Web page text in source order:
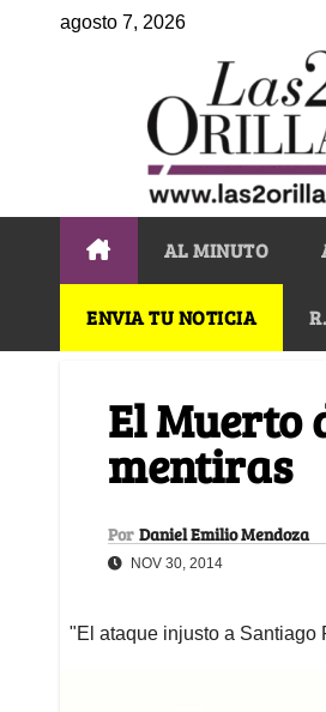
agosto 7, 2026
AL MINUTO
ENVIA TU NOTICIA
El Muerto
mentiras
Por Daniel Emilio Mendoza
NOV 30, 2014
"El ataque injusto a Santiago